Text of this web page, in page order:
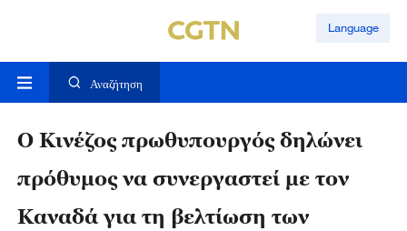
Language
Αναζήτηση
Ο Κινέζος πρωθυπουργός δηλώνει
πρόθυμος να συνεργαστεί με τον
Καναδά για τη βελτίωση των